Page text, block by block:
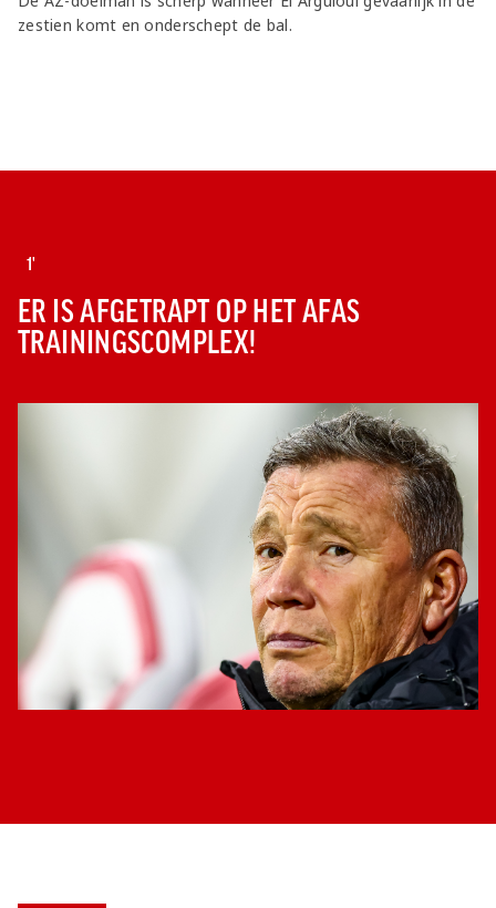
zestien komt en onderschept de bal.
1'
ER IS AFGETRAPT OP HET AFAS
TRAININGSCOMPLEX!